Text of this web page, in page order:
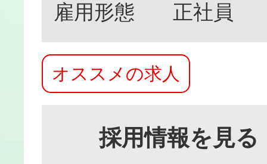
雇用形態
正社員
オススメの求人
採用情報を見る